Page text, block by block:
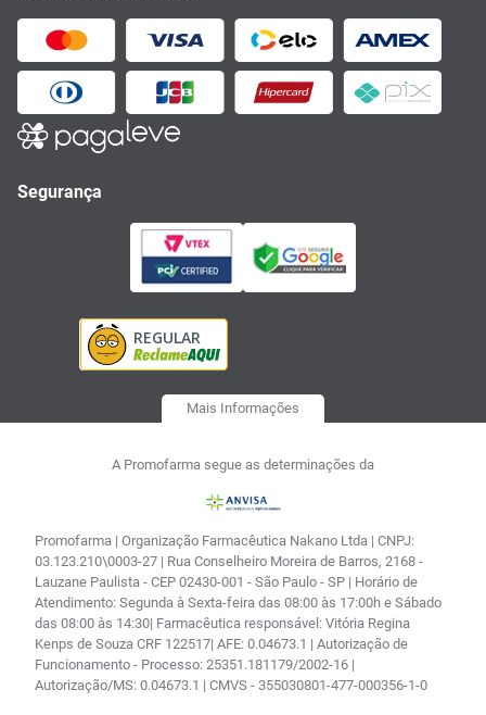
Segurança
Mais Informações
A Promofarma segue as determinações da
Promofarma | Organização Farmacêutica Nakano Ltda | CNPJ:
03.123.210\0003-27 | Rua Conselheiro Moreira de Barros, 2168 -
Lauzane Paulista - CEP 02430-001 - São Paulo - SP | Horário de
Atendimento: Segunda à Sexta-feira das 08:00 às 17:00h e Sábado
das 08:00 às 14:30| Farmacêutica responsável: Vitória Regina
Kenps de Souza CRF 122517| AFE: 0.04673.1 | Autorização de
Funcionamento - Processo: 25351.181179/2002-16 |
Autorização/MS: 0.04673.1 | CMVS - 355030801-477-000356-1-0